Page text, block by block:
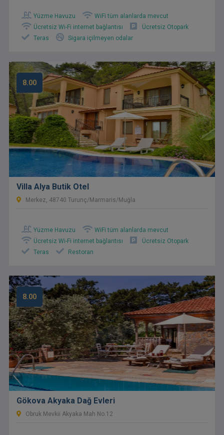
Yüzme Havuzu
WiFi tüm alanlarda mevcut
Ücretsiz Wi-Fi internet bağlantısı
Ücretsiz Otopark
Teras
Sigara içilmeyen odalar
8.00
Villa Alya Butik Otel
Merkez, 48740 Turunç/Marmaris/Muğla
Yüzme Havuzu
WiFi tüm alanlarda mevcut
Ücretsiz Wi-Fi internet bağlantısı
Ücretsiz Otopark
Teras
Restoran
8.00
Gökova Akyaka Dağ Evleri
Obruk Mevkii Akyaka Mah No.12